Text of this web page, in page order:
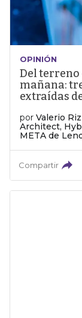
OPINIÓN
Del terreno
mañana:
extraídas
por Valerio
Architect,
META de
Compartir